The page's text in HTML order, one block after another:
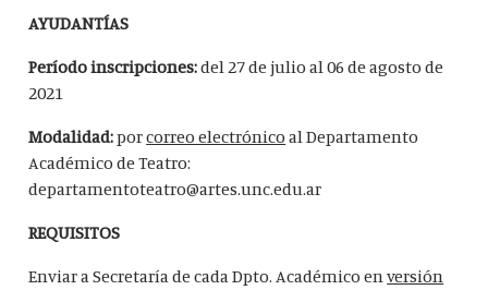
AYUDANTÍAS
Período inscripciones:del 27 de julio al 06 de agosto de
2021
Modalidad:porcorreo electrónico al Departamento
Académico de Teatro:
departamentoteatro@artes.unc.edu.ar
REQUISITOS
Enviar a Secretaría de cada Dpto. Académico enversión